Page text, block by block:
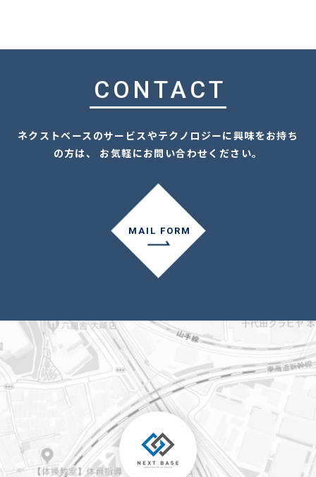
CONTACT
ネクストベースのサービスやテクノロジーに興味をお持ち
の方は、 お気軽にお問い合わせください。
MAIL FORM